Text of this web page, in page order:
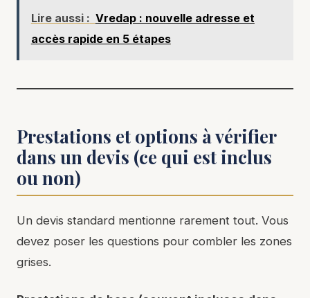
Lire aussi : Vredap : nouvelle adresse et
accès rapide en 5 étapes
Prestations et options à vérifier
dans un devis (ce qui est inclus
ou non)
Un devis standard mentionne rarement tout. Vous
devez poser les questions pour combler les zones
grises.